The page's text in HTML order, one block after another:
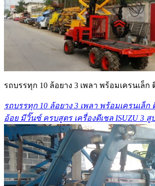
รถบรรทุก 10 ล้อยาง 3 เพลา พร้อมเครนเล็ก
รถบรรทุก 10 ล้อยาง 3 เพลา พร้อมเครนเล็
อ้อย มีวิ๊นซ์ ครบสูตร เครื่องดีเชล ISUZU 3 สู